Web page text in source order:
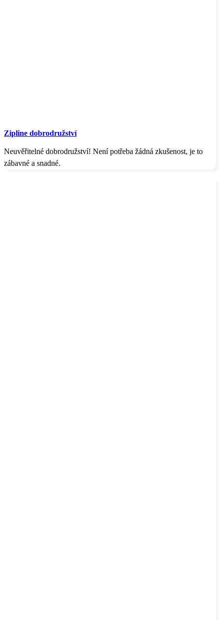
Zipline dobrodružství
Neuvěřitelné dobrodružství! Není potřeba žádná zkušenost, je to
zábavné a snadné.